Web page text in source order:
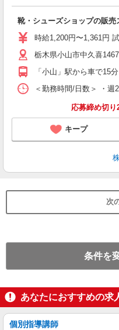
靴・シューズショップの販売
時給1,200円〜1,361円
栃木県小山市中久喜
「小山」駅から車で15分
＜勤務時間/日数＞ ・
応募締め切
キープ
次
条件を
あなたにおすすめの求
個別指導講師